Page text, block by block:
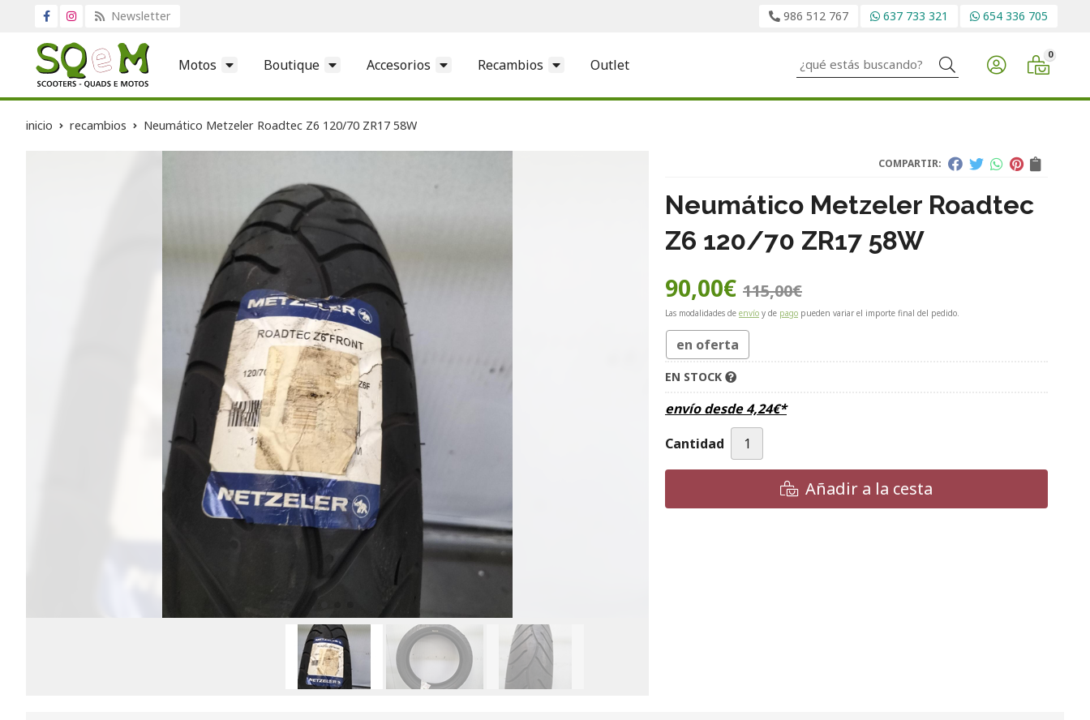
Newsletter 986 512 767 637 733 321 654 336 705
Motos Boutique Accesorios Recambios Outlet Buscar 0
inicio recambios Neumático Metzeler Roadtec Z6 120/70 ZR17 58W
COMPARTIR:
Neumático Metzeler Roadtec
Z6 120/70 ZR17 58W
90,00€ 115,00€
Las modalidades de envío y de pago pueden variar el importe final del pedido.
en oferta
EN STOCK
envío desde4,24€*
Cantidad
Añadir a la cesta